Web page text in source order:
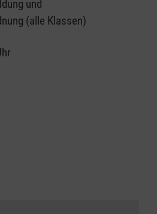
und
(alle Klassen)